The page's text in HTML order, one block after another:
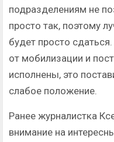
подразделениям не
просто так, поэтому
будет просто
от мобилизации и
исполнены, это
слабое положение.
Ранее журналистка
внимание на